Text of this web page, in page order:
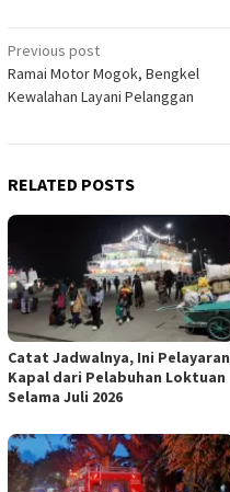
Post
navigation
Previous post
Ramai Motor Mogok, Bengkel
Kewalahan Layani Pelanggan
RELATED POSTS
Catat Jadwalnya, Ini Pelayaran
Kapal dari Pelabuhan Loktuan
Selama Juli 2026